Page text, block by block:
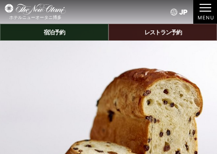
ホテルニューオータニ博多
JP
宿泊予約 レストラン予約